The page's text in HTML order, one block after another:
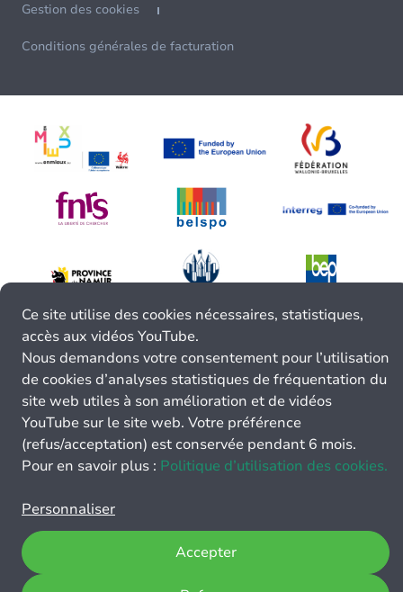
Gestion des cookies
Conditions générales de facturation
Ce site utilise des cookies nécessaires, statistiques,
accès aux vidéos YouTube.
Nous demandons votre consentement pour l’utilisation
de cookies d’analyses statistiques de fréquentation du
site web utiles à son amélioration et de vidéos
YouTube sur le site web. Votre préférence
(refus/acceptation) est conservée pendant 6 mois.
Pour en savoir plus : Politique d’utilisation des cookies.
Personnaliser
Accepter